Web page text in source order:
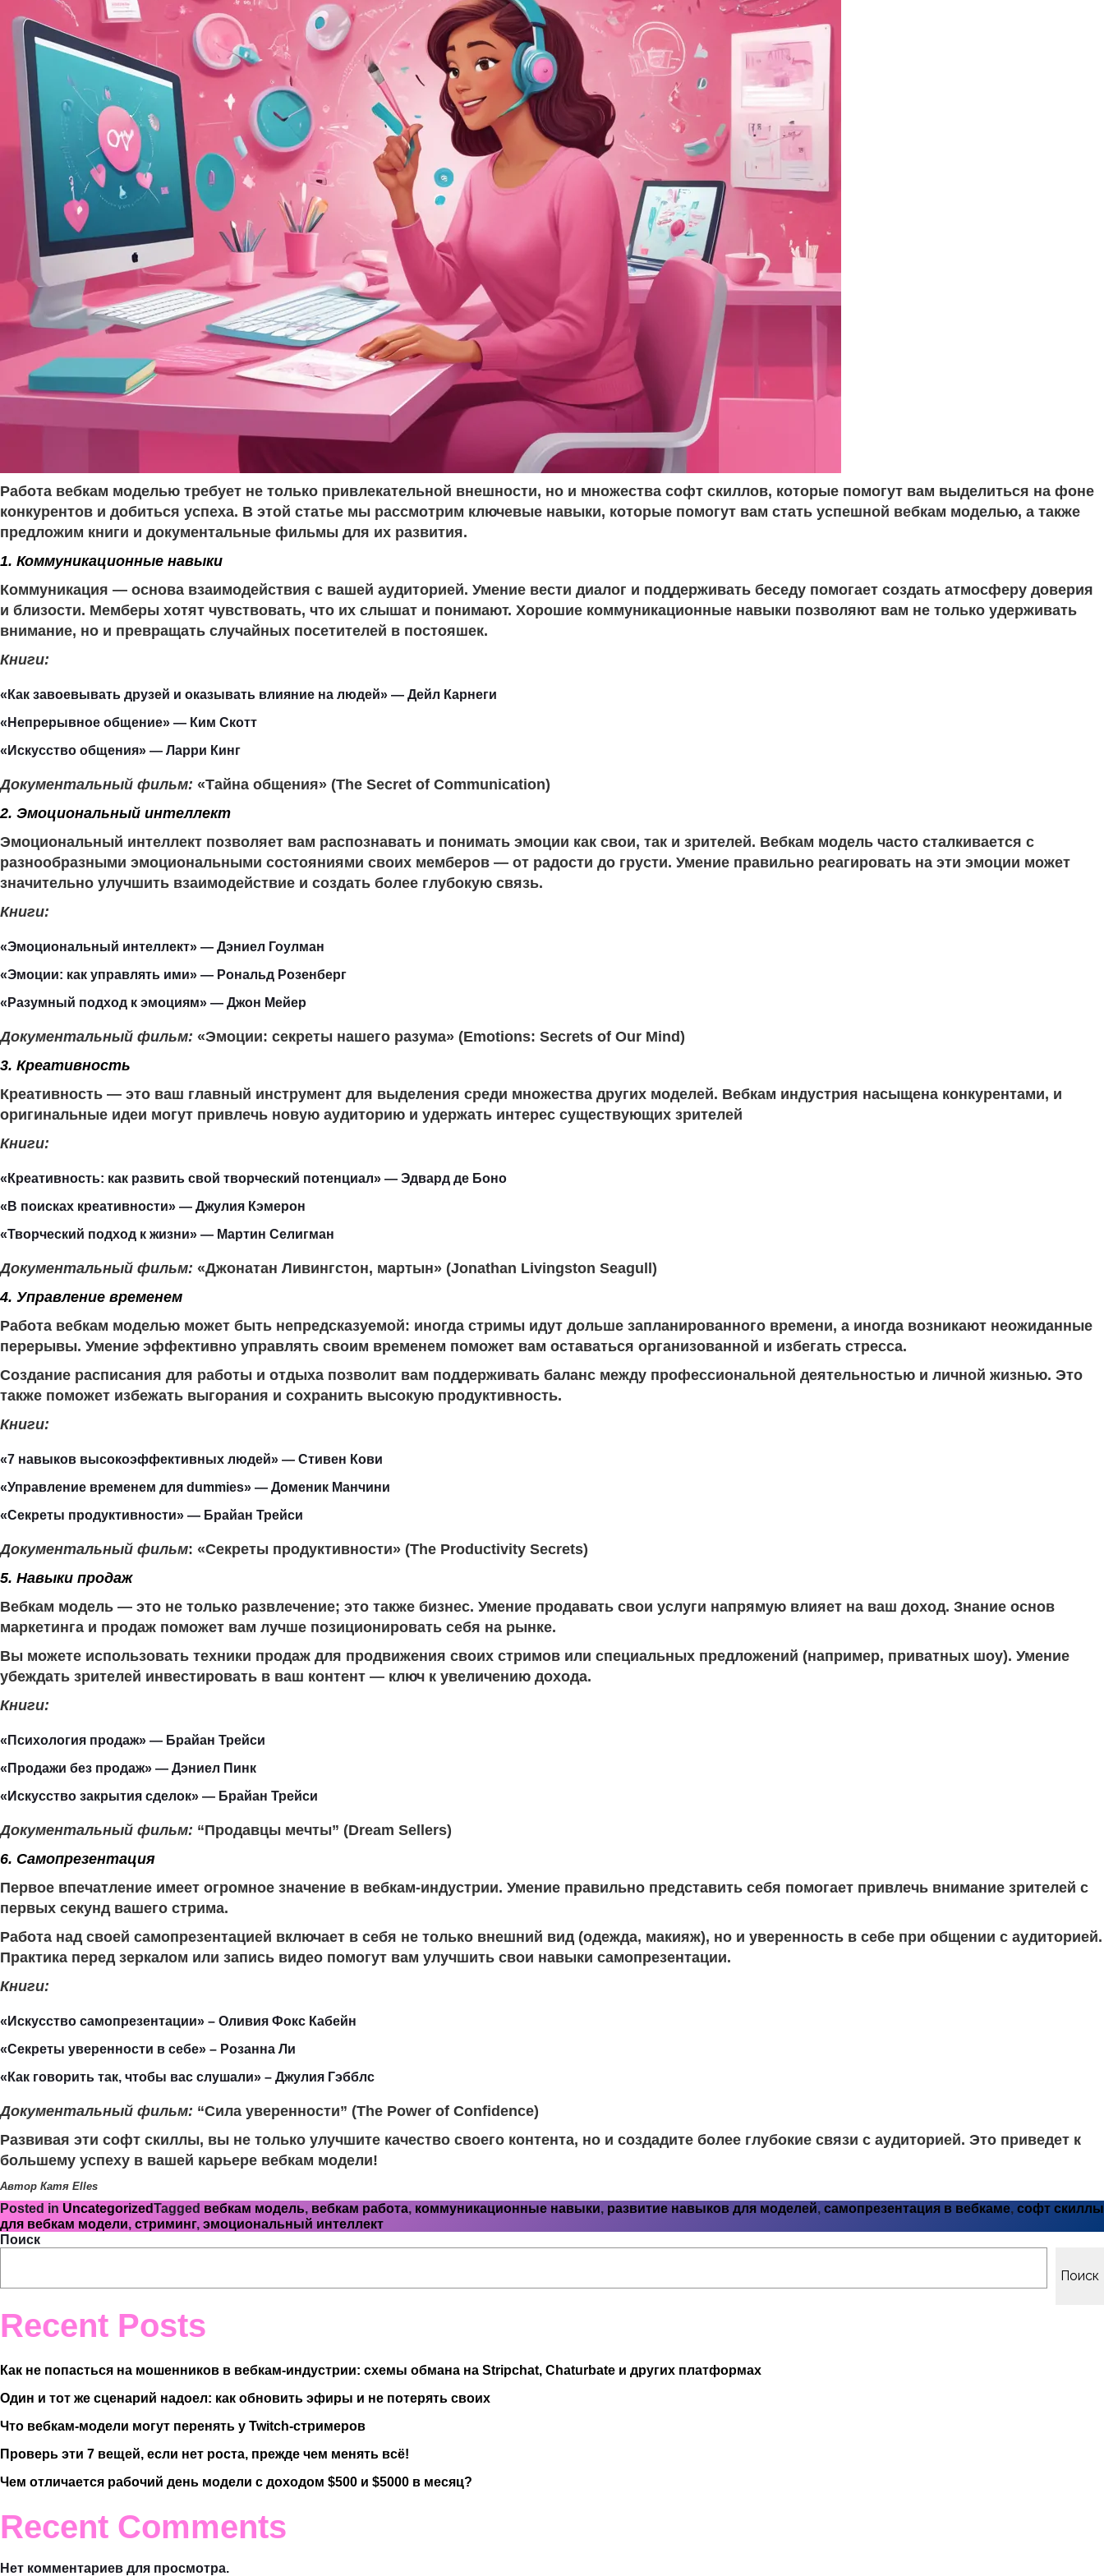
Работа вебкам моделью требует не только привлекательной внешности, но и множества софт скиллов, которые помогут вам выделиться на фоне
конкурентов и добиться успеха. В этой статье мы рассмотрим ключевые навыки, которые помогут вам стать успешной вебкам моделью, а также
предложим книги и документальные фильмы для их развития.
1. Коммуникационные навыки
Коммуникация — основа взаимодействия с вашей аудиторией. Умение вести диалог и поддерживать беседу помогает создать атмосферу доверия
и близости. Мемберы хотят чувствовать, что их слышат и понимают. Хорошие коммуникационные навыки позволяют вам не только удерживать
внимание, но и превращать случайных посетителей в постояшек.
Книги:
«Как завоевывать друзей и оказывать влияние на людей» — Дейл Карнеги
«Непрерывное общение» — Ким Скотт
«Искусство общения» — Ларри Кинг
Документальный фильм: «Тайна общения» (The Secret of Communication)
2. Эмоциональный интеллект
Эмоциональный интеллект позволяет вам распознавать и понимать эмоции как свои, так и зрителей. Вебкам модель часто сталкивается с
разнообразными эмоциональными состояниями своих мемберов — от радости до грусти. Умение правильно реагировать на эти эмоции может
значительно улучшить взаимодействие и создать более глубокую связь.
Книги:
«Эмоциональный интеллект» — Дэниел Гоулман
«Эмоции: как управлять ими» — Рональд Розенберг
«Разумный подход к эмоциям» — Джон Мейер
Документальный фильм: «Эмоции: секреты нашего разума» (Emotions: Secrets of Our Mind)
3. Креативность
Креативность — это ваш главный инструмент для выделения среди множества других моделей. Вебкам индустрия насыщена конкурентами, и
оригинальные идеи могут привлечь новую аудиторию и удержать интерес существующих зрителей
Книги:
«Креативность: как развить свой творческий потенциал» — Эдвард де Боно
«В поисках креативности» — Джулия Кэмерон
«Творческий подход к жизни» — Мартин Селигман
Документальный фильм: «Джонатан Ливингстон, мартын» (Jonathan Livingston Seagull)
4. Управление временем
Работа вебкам моделью может быть непредсказуемой: иногда стримы идут дольше запланированного времени, а иногда возникают неожиданные
перерывы. Умение эффективно управлять своим временем поможет вам оставаться организованной и избегать стресса.
Создание расписания для работы и отдыха позволит вам поддерживать баланс между профессиональной деятельностью и личной жизнью. Это
также поможет избежать выгорания и сохранить высокую продуктивность.
Книги:
«7 навыков высокоэффективных людей» — Стивен Кови
«Управление временем для dummies» — Доменик Манчини
«Секреты продуктивности» — Брайан Трейси
Документальный фильм: «Секреты продуктивности» (The Productivity Secrets)
5. Навыки продаж
Вебкам модель — это не только развлечение; это также бизнес. Умение продавать свои услуги напрямую влияет на ваш доход. Знание основ
маркетинга и продаж поможет вам лучше позиционировать себя на рынке.
Вы можете использовать техники продаж для продвижения своих стримов или специальных предложений (например, приватных шоу). Умение
убеждать зрителей инвестировать в ваш контент — ключ к увеличению дохода.
Книги:
«Психология продаж» — Брайан Трейси
«Продажи без продаж» — Дэниел Пинк
«Искусство закрытия сделок» — Брайан Трейси
Документальный фильм: “Продавцы мечты” (Dream Sellers)
6. Самопрезентация
Первое впечатление имеет огромное значение в вебкам-индустрии. Умение правильно представить себя помогает привлечь внимание зрителей с
первых секунд вашего стрима.
Работа над своей самопрезентацией включает в себя не только внешний вид (одежда, макияж), но и уверенность в себе при общении с аудиторией.
Практика перед зеркалом или запись видео помогут вам улучшить свои навыки самопрезентации.
Книги:
«Искусство самопрезентации» – Оливия Фокс Кабейн
«Секреты уверенности в себе» – Розанна Ли
«Как говорить так, чтобы вас слушали» – Джулия Гэбблс
Документальный фильм: “Сила уверенности” (The Power of Confidence)
Развивая эти софт скиллы, вы не только улучшите качество своего контента, но и создадите более глубокие связи с аудиторией. Это приведет к
большему успеху в вашей карьере вебкам модели!
Автор Катя Elles
Posted in UncategorizedTagged вебкам модель, вебкам работа, коммуникационные навыки, развитие навыков для моделей, самопрезентация в вебкаме, софт скиллы
для вебкам модели, стриминг, эмоциональный интеллект
Поиск
Поиск
Recent Posts
Как не попасться на мошенников в вебкам-индустрии: схемы обмана на Stripchat, Chaturbate и других платформах
Один и тот же сценарий надоел: как обновить эфиры и не потерять своих
Что вебкам-модели могут перенять у Twitch-стримеров
Проверь эти 7 вещей, если нет роста, прежде чем менять всё!
Чем отличается рабочий день модели с доходом $500 и $5000 в месяц?
Recent Comments
Нет комментариев для просмотра.